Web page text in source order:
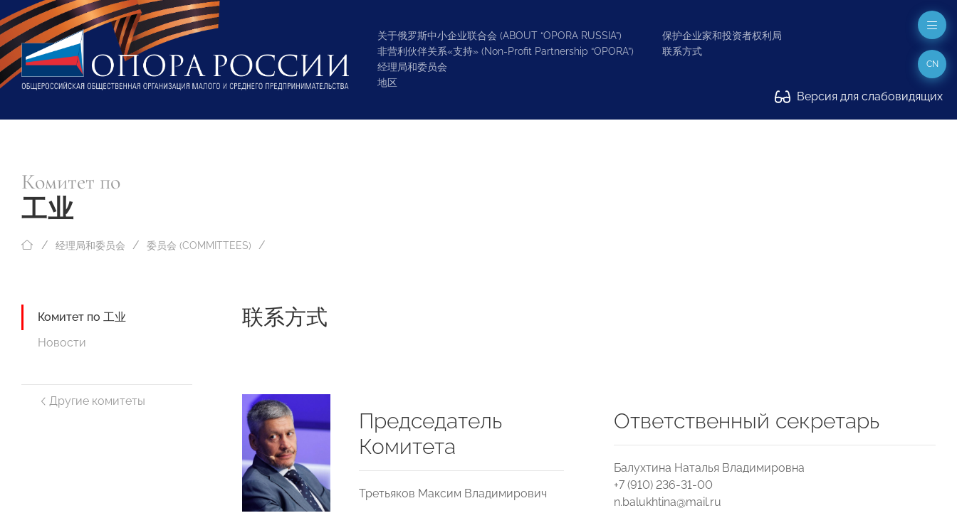
关于俄罗斯中小企业联合会 (ABOUT “OPORA RUSSIA”)
非营利伙伴关系«支持» (Non-Profit Partnership “OPORA”)
经理局和委员会
地区
保护企业家和投资者权利局
联系方式
Версия для слабовидящих
CN
Комитет по
工业
经理局和委员会 委员会 (COMMITTEES)
Комитет по 工业
Новости
Другие комитеты
联系方式
Председатель
Комитета
Третьяков Максим Владимирович
Ответственный секретарь
Балухтина Наталья Владимировна
+7 (910) 236-31-00
n.balukhtina@mail.ru